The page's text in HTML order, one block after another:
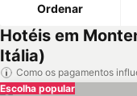
Ordenar
Hotéis em
Itália)
Como os pagamentos
Escolha popular